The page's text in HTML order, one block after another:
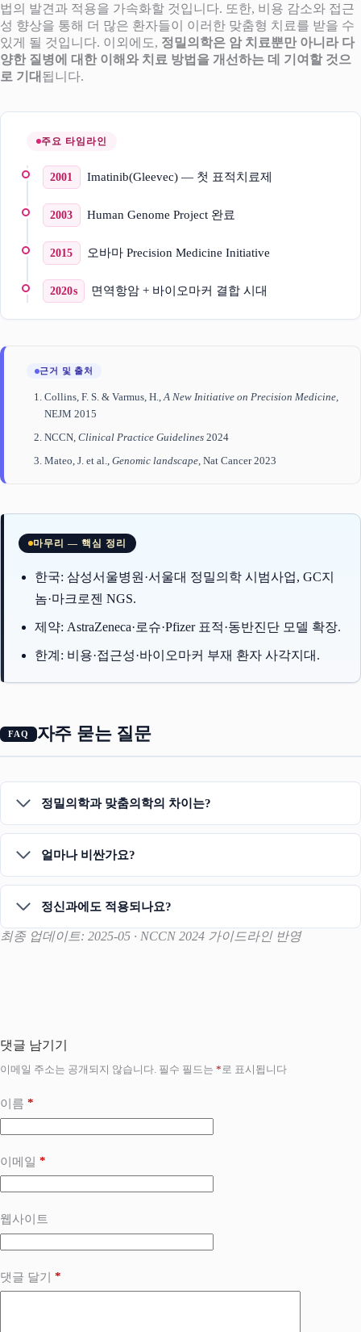
법의 발견과 적용을 가속화할 것입니다. 또한, 비용 감소와 접근
성 향상을 통해 더 많은 환자들이 이러한 맞춤형 치료를 받을 수
있게 될 것입니다. 이외에도, 정밀의학은 암 치료뿐만 아니라 다
양한 질병에 대한 이해와 치료 방법을 개선하는 데 기여할 것으
로 기대 됩니다.
주요 타임라인
2001 Imatinib(Gleevec) — 첫 표적치료제
2003 Human Genome Project 완료
2015 오바마 Precision Medicine Initiative
2020s 면역항암 + 바이오마커 결합 시대
근거 및 출처
Collins, F. S. & Varmus, H.,A New Initiative on Precision Medicine,
NEJM 2015
NCCN, Clinical Practice Guidelines 2024
Mateo, J. et al., Genomic landscape, Nat Cancer 2023
마무리 — 핵심 정리
한국: 삼성서울병원·서울대 정밀의학 시범사업, GC지
놈·마크로젠 NGS.
제약: AstraZeneca·로슈·Pfizer 표적·동반진단 모델 확장.
한계: 비용·접근성·바이오마커 부재 환자 사각지대.
자주 묻는 질문
정밀의학과 맞춤의학의 차이는?
얼마나 비싼가요?
정신과에도 적용되나요?
최종 업데이트: 2025-05 · NCCN 2024 가이드라인 반영
댓글 남기기
이메일 주소는 공개되지 않습니다. 필수 필드는 *로 표시됩니다
이름 *
이메일 *
웹사이트
댓글 달기 *